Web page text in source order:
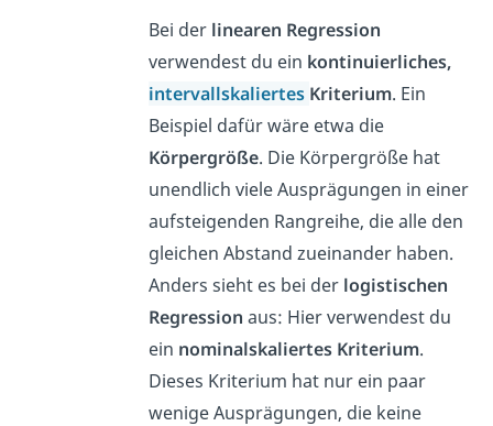
Bei der linearen Regression
verwendest du ein kontinuierliches,
intervallskaliertes Kriterium. Ein
Beispiel dafür wäre etwa die
Körpergröße. Die Körpergröße hat
unendlich viele Ausprägungen in einer
aufsteigenden Rangreihe, die alle den
gleichen Abstand zueinander haben.
Anders sieht es bei derlogistischen
Regression aus: Hier verwendest du
ein nominalskaliertes Kriterium.
Dieses Kriterium hat nur ein paar
wenige Ausprägungen, die keine